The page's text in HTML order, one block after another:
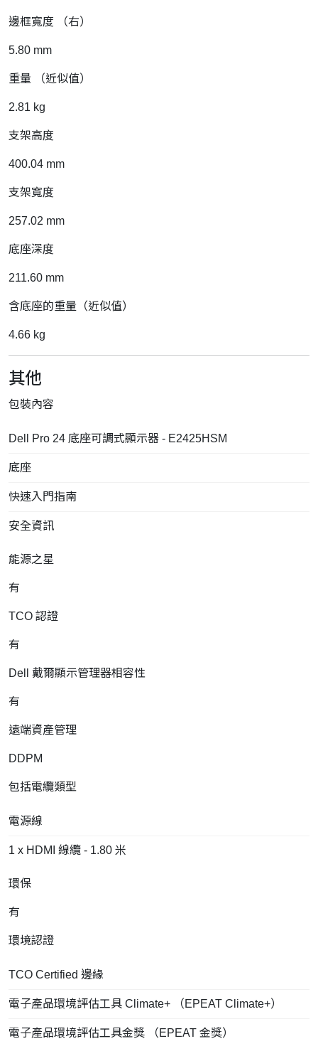
邊框寬度 （右）
5.80 mm
重量 （近似值）
2.81 kg
支架高度
400.04 mm
支架寬度
257.02 mm
底座深度
211.60 mm
含底座的重量（近似值）
4.66 kg
其他
包裝內容
Dell Pro 24 底座可調式顯示器 - E2425HSM
底座
快速入門指南
安全資訊
能源之星
有
TCO 認證
有
Dell 戴爾顯示管理器相容性
有
遠端資產管理
DDPM
包括電纜類型
電源線
1 x HDMI 線纜 - 1.80 米
環保
有
環境認證
TCO Certified 邊緣
電子產品環境評估工具 Climate+ （EPEAT Climate+）
電子產品環境評估工具金獎 （EPEAT 金獎）